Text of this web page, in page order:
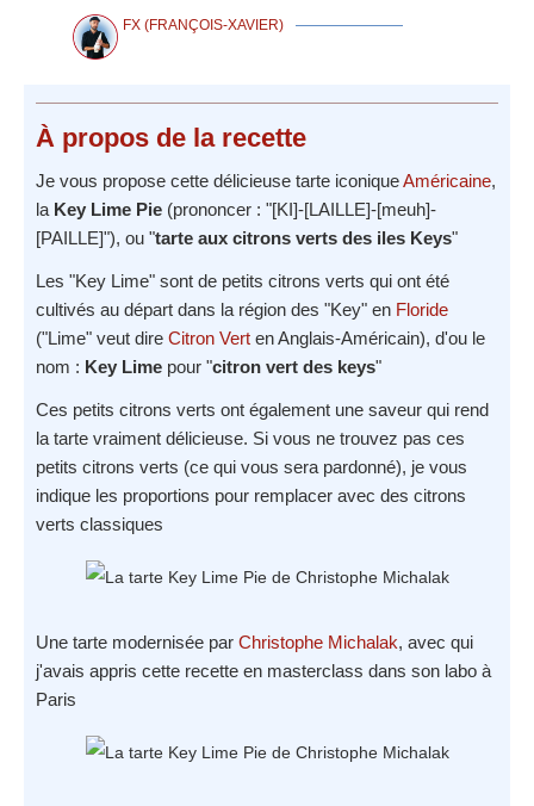
FX (FRANÇOIS-XAVIER)
À propos de la recette
Je vous propose cette délicieuse tarte iconiqueAméricaine,
la Key Lime Pie (prononcer : "[KI]-[LAILLE]-[meuh]-
[PAILLE]"), ou "tarte aux citrons verts des iles Keys"
Les "Key Lime" sont de petits citrons verts qui ont été
cultivés au départ dans la région des "Key" en Floride
("Lime" veut dire Citron Vert en Anglais-Américain), d'ou le
nom : Key Lime pour "citron vert des keys"
Ces petits citrons verts ont également une saveur qui rend
la tarte vraiment délicieuse. Si vous ne trouvez pas ces
petits citrons verts (ce qui vous sera pardonné), je vous
indique les proportions pour remplacer avec des citrons
verts classiques
Une tarte modernisée par Christophe Michalak, avec qui
j'avais appris cette recette en masterclass dans son labo à
Paris